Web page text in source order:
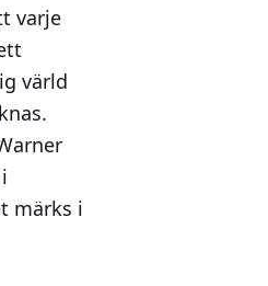
varje
värld
märks i